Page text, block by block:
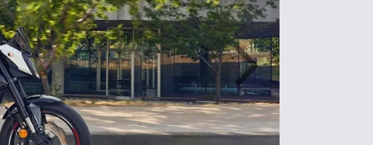
Próximo